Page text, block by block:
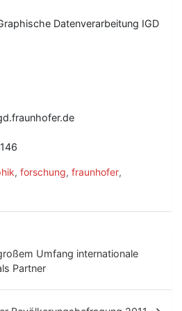
Datenverarbeitung IGD
, forschung, fraunhofer,
Umfang internationale
Partner